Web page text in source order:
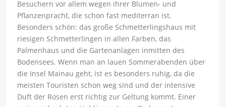
Besuchern vor allem wegen ihrer Blumen- und
Pflanzenpracht, die schon fast mediterran ist.
Besonders schön: das große Schmetterlingshaus mit
riesigen Schmetterlingen in allen Farben, das
Palmenhaus und die Gartenanlagen inmitten des
Bodensees. Wenn man an lauen Sommerabenden über
die Insel Mainau geht, ist es besonders ruhig, da die
meisten Touristen schon weg sind und der intensive
Duft der Rosen erst richtig zur Geltung kommt. Einer